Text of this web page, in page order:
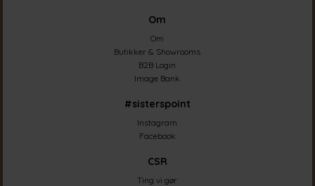
Om
Om
Butikker & Showrooms
B2B Login
Image Bank
#sisterspoint
Instagram
Facebook
CSR
Ting vi gør